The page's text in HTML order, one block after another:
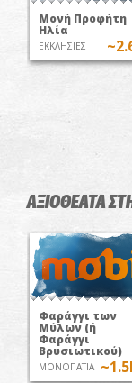
Μονή Προφήτη
Ηλία
ΕΚΚΛΗΣΙΕΣ
ΑΞΙΟΘΕΑΤΑ
Φαράγγι των
Μύλων (ή
Φαράγγι
Βρυσιωτικού)
ΜΟΝΟΠΑΤΙΑ